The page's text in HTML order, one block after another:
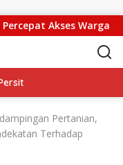
Akses Warga Ds.
Pertanian,
Terhadap